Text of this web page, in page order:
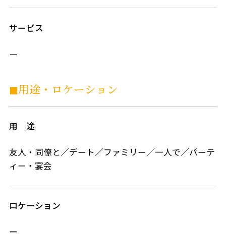
サービス
ー
◼︎用途・ロケーション
用 途
友人・同僚と／デート／ファミリー／一人で／パーテ
ィー・宴会
ロケーション
ー